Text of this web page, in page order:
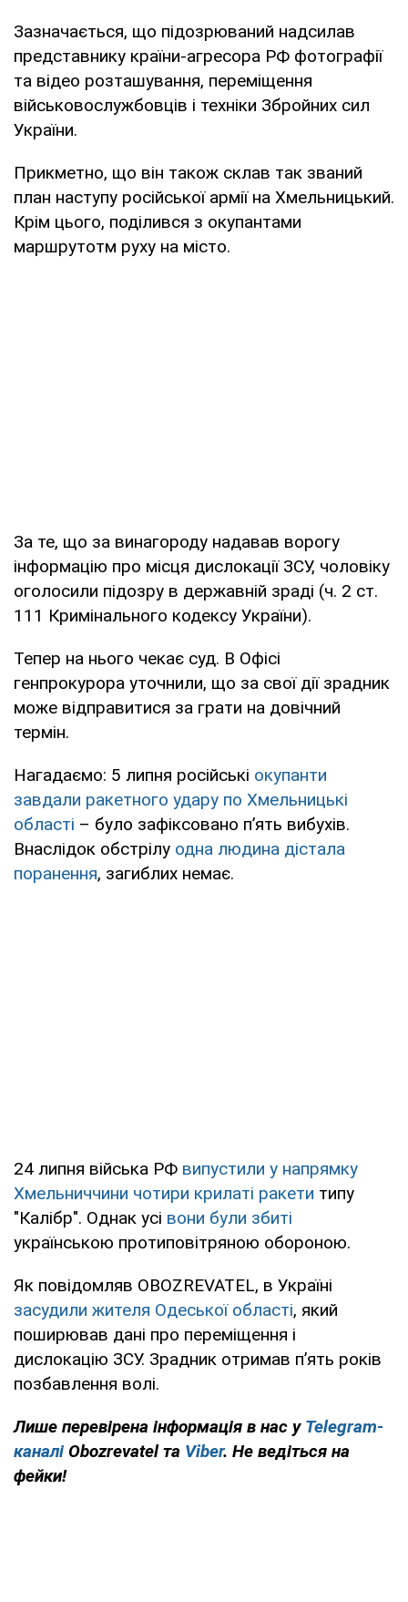
Зазначається, що підозрюваний надсилав
представнику країни-агресора РФ фотографії
та відео розташування, переміщення
військовослужбовців і техніки Збройних сил
України.
Прикметно, що він також склав так званий
план наступу російської армії на Хмельницький.
Крім цього, поділився з окупантами
маршрутотм руху на місто.
За те, що за винагороду надавав ворогу
інформацію про місця дислокації ЗСУ, чоловіку
оголосили підозру в державній зраді (ч. 2 ст.
111 Кримінального кодексу України).
Тепер на нього чекає суд. В Офісі
генпрокурора уточнили, що за свої дії зрадник
може відправитися за грати на довічний
термін.
Нагадаємо: 5 липня російські окупанти
завдали ракетного удару по Хмельницькі
області – було зафіксовано п’ять вибухів.
Внаслідок обстрілу одна людина дістала
поранення, загиблих немає.
24 липня війська РФ випустили у напрямку
Хмельниччини чотири крилаті ракети типу
"Калібр". Однак усі вони були збиті
українською протиповітряною обороною.
Як повідомляв OBOZREVATEL, в Україні
засудили жителя Одеської області, який
поширював дані про переміщення і
дислокацію ЗСУ. Зрадник отримав п’ять років
позбавлення волі.
Лише перевірена інформація в нас у Telegram-
каналі Obozrevatel та Viber. Не ведіться на
фейки!